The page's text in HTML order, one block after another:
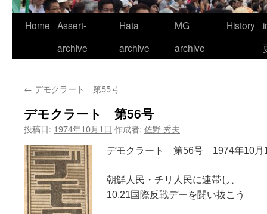
Home Assert-
archive
Hata
archive
MG
archive
History
← デモクラート 第55号
デモクラート 第56号
投稿日: 1974年10月1日 作成者: 佐野 秀夫
デモクラート 第56号 1974年10月
朝鮮人民・チリ人民に連帯し、
10.21国際反戦デーを闘い抜こう